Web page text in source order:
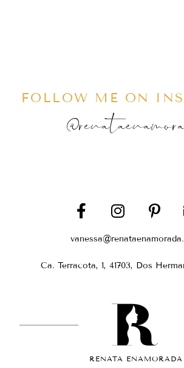
FOLLOW ME ON
Ca. Terracota, 1, 41703, Dos
RENATA ENAMORADA